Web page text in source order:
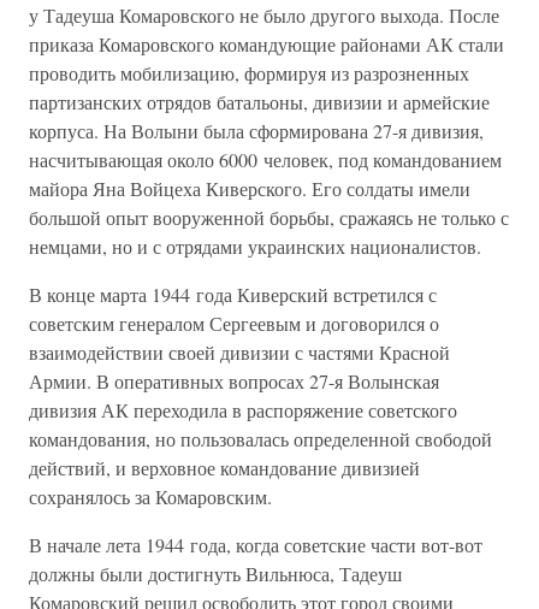
у Тадеуша Комаровского не было другого выхода. После
приказа Комаровского командующие районами АК стали
проводить мобилизацию, формируя из разрозненных
партизанских отрядов батальоны, дивизии и армейские
корпуса. На Волыни была сформирована 27-я дивизия,
насчитывающая около 6000 человек, под командованием
майора Яна Войцеха Киверского. Его солдаты имели
большой опыт вооруженной борьбы, сражаясь не только с
немцами, но и с отрядами украинских националистов.
В конце марта 1944 года Киверский встретился с
советским генералом Сергеевым и договорился о
взаимодействии своей дивизии с частями Красной
Армии. В оперативных вопросах 27-я Волынская
дивизия АК переходила в распоряжение советского
командования, но пользовалась определенной свободой
действий, и верховное командование дивизией
сохранялось за Комаровским.
В начале лета 1944 года, когда советские части вот-вот
должны были достигнуть Вильнюса, Тадеуш
Комаровский решил освободить этот город своими